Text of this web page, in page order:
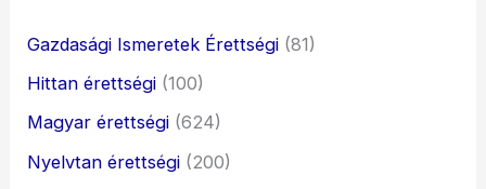
Gazdasági Ismeretek Érettségi (81)
Hittan érettségi (100)
Magyar érettségi (624)
Nyelvtan érettségi (200)